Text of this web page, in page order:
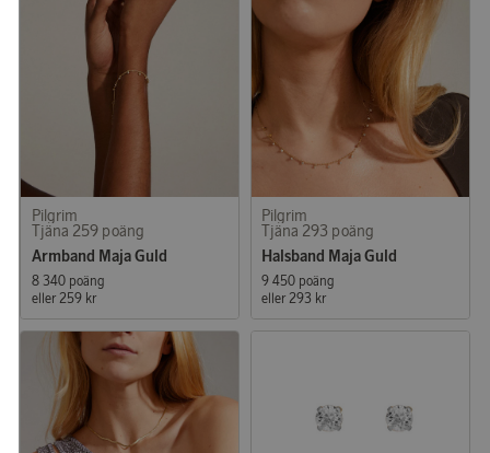
Pilgrim
Tjäna 259 poäng
Armband Maja Guld
8 340 poäng
eller 259 kr
Pilgrim
Tjäna 293 poäng
Halsband Maja Guld
9 450 poäng
eller 293 kr